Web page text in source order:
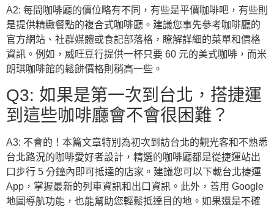
A2: 每間咖啡廳的價位略有不同，有些是平價咖啡吧，有些則
是提供精緻餐點的複合式咖啡廳。建議您事先參考咖啡廳的
官方網站、社群媒體或食記部落格，瞭解詳細的菜單和價格
資訊。例如，威旺豆行提供一杯只要 60 元的美式咖啡，而米
朗琪咖啡館的鬆餅價格則稍高一些。
Q3: 如果是第一次到台北，搭捷運
到這些咖啡廳會不會很困難？
A3: 不會的！本篇文章特別為初次到訪台北的觀光客和不熟悉
台北路況的咖啡愛好者設計，精選的咖啡廳都是從捷運站出
口步行 5 分鐘內即可抵達的店家。建議您可以下載台北捷運
App，掌握最新的列車資訊和出口資訊。此外，善用 Google
地圖導航功能，也能幫助您輕鬆抵達目的地。如果還是不確